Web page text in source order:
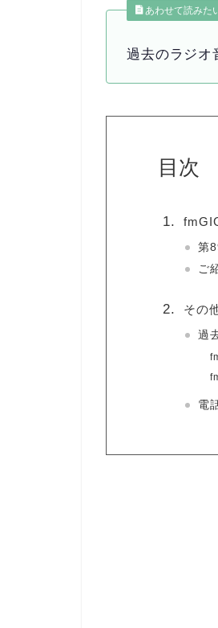
あわせて読みた
過去のラジオ
目次
第
ご
その
過
電